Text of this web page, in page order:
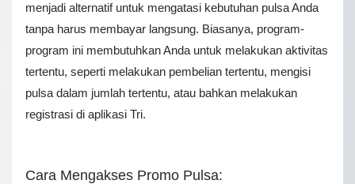
menjadi alternatif untuk mengatasi kebutuhan pulsa Anda
tanpa harus membayar langsung. Biasanya, program-
program ini membutuhkan Anda untuk melakukan aktivitas
tertentu, seperti melakukan pembelian tertentu, mengisi
pulsa dalam jumlah tertentu, atau bahkan melakukan
registrasi di aplikasi Tri.
Cara Mengakses Promo Pulsa: